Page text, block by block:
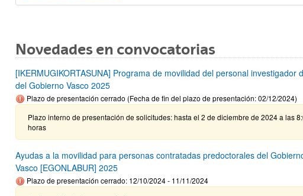
Novedades en convocatorias
[IKERMUGIKORTASUNA] Programa de movilidad del personal investigador
del Gobierno Vasco 2025
Plazo de presentación cerrado (Fecha de fin del plazo de presentación: 02/12/2024)
Plazo interno de presentación de solicitudes: hasta el 2 de diciembre de 2024 a las
horas
Ayudas a la movilidad para personas contratadas predoctorales del
Vasco [EGONLABUR] 2025
Plazo de presentación cerrado: 12/10/2024 - 11/11/2024